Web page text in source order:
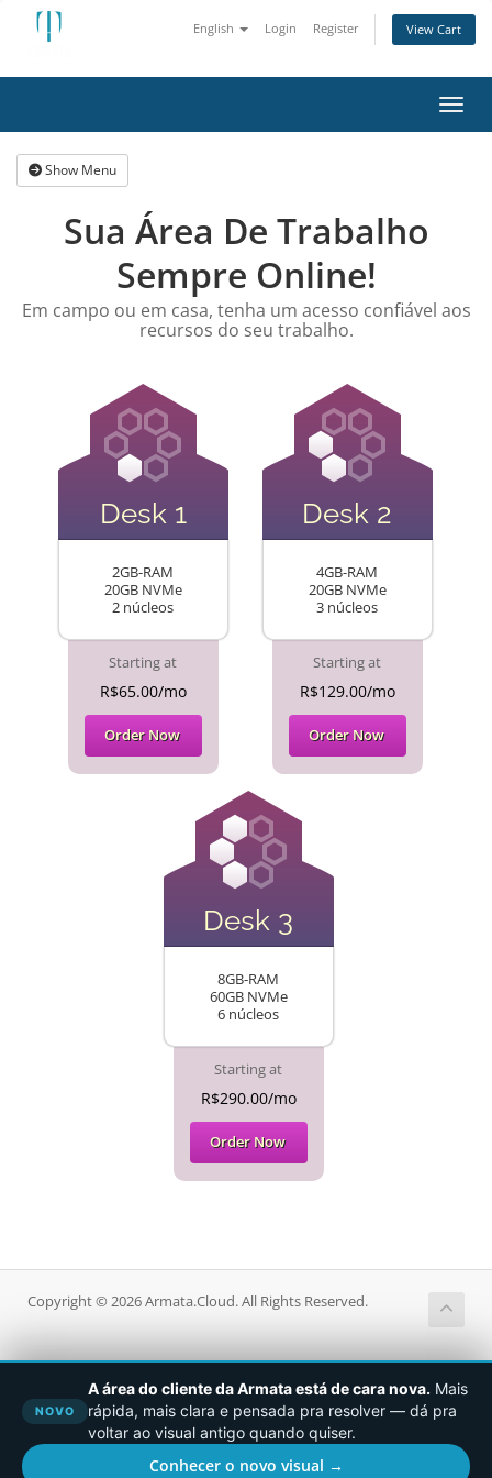
English Login Register View Cart
Show Menu
Sua Área De Trabalho
Sempre Online!
Em campo ou em casa, tenha um acesso confiável aos
recursos do seu trabalho.
Desk 1
2GB-RAM
20GB NVMe
2 núcleos
Starting at
R$65.00/mo
Order Now
Desk 2
4GB-RAM
20GB NVMe
3 núcleos
Starting at
R$129.00/mo
Order Now
Desk 3
8GB-RAM
60GB NVMe
6 núcleos
Starting at
R$290.00/mo
Order Now
Copyright © 2026 Armata.Cloud. All Rights Reserved.
NOVO
A área do cliente da Armata está de cara nova. Mais
rápida, mais clara e pensada pra resolver — dá pra
voltar ao visual antigo quando quiser.
Conhecer o novo visual →